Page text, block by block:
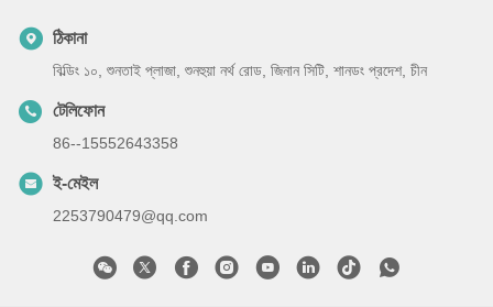
ঠিকানা
বিল্ডিং ১০, শুনতাই প্লাজা, শুনহুয়া নর্থ রোড, জিনান সিটি, শানডং প্রদেশ, চীন
টেলিফোন
86--15552643358
ই-মেইল
2253790479@qq.com